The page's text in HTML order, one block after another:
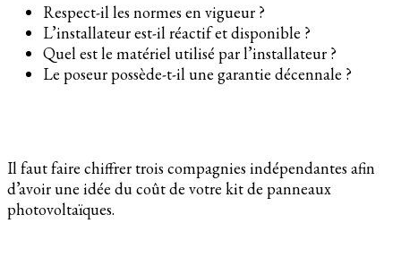
Respect-il les normes en vigueur ?
L’installateur est-il réactif et disponible ?
Quel est le matériel utilisé par l’installateur ?
Le poseur possède-t-il une garantie décennale ?
Il faut faire chiffrer trois compagnies indépendantes afin
d’avoir une idée du coût de votre kit de panneaux
photovoltaïques.